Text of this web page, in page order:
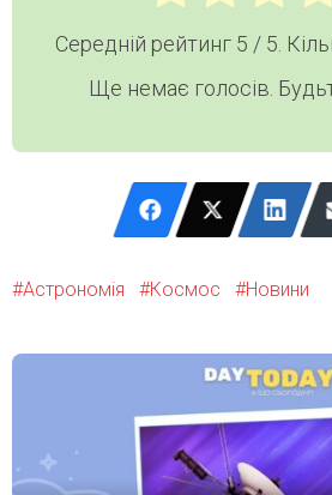
Середній рейтинг 5 / 5.
Ще немає голосів.
Астрономія Космос Новини